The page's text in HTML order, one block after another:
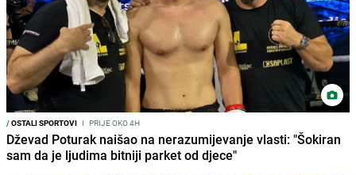
/OSTALI SPORTOVI I PRIJE OKO 4H
Dževad Poturak naišao na nerazumijevanje vlasti: "Šokiran
sam da je ljudima bitniji parket od djece"